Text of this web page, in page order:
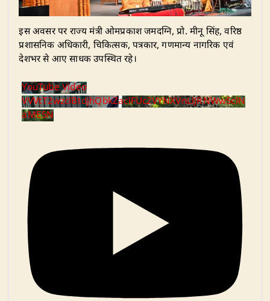
​इस अवसर पर राज्य मंत्री ओमप्रकाश जमदग्नि, प्रो. मीनू सिंह, वरिष्ठ
प्रशासनिक अधिकारी, चिकित्सक, पत्रकार, गणमान्य नागरिक एवं
देशभर से आए साधक उपस्थित रहे।
YouTube Video
VVVtT2wzclBtdjhQbkZaclFUc2VYNXVnLlJRNWw5clN
aME5N